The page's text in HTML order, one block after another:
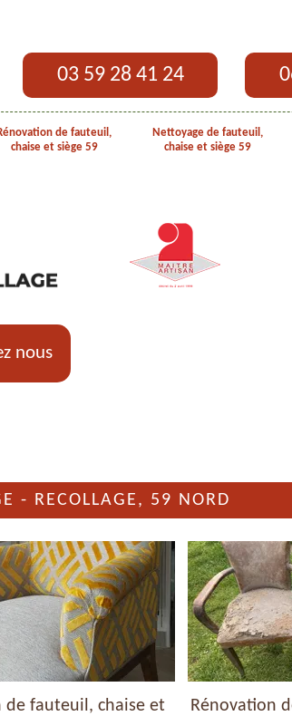
03 59 28 41 24
de fauteuil,
chaise et siège 59
Nettoyage de fauteuil,
chaise et siège 59
nous
- RECOLLAGE, 59 NORD
de fauteuil, chaise et
Rénovation